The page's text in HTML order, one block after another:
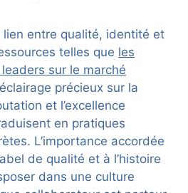
lien entre qualité, identité et
telles que les
sur le marché
précieux sur la
et l’excellence
en pratiques
L’importance accordée
de qualité et à l’histoire
dans une culture